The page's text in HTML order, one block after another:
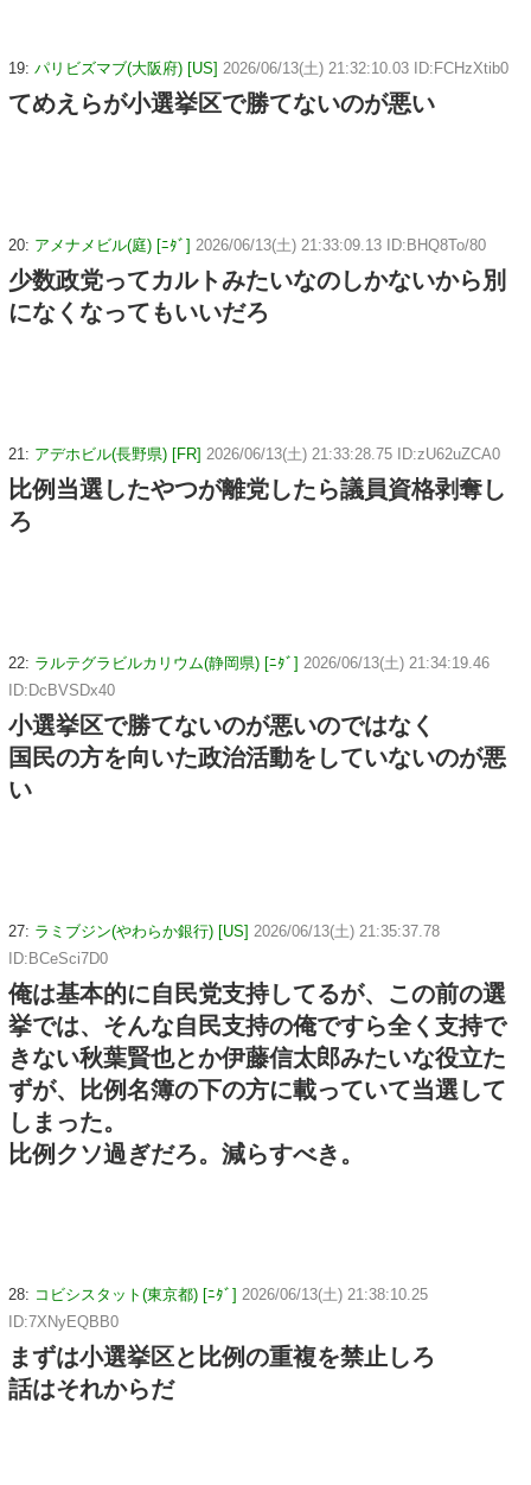
19: パリビズマブ(大阪府) [US] 2026/06/13(土) 21:32:10.03 ID:FCHzXtib0
てめえらが小選挙区で勝てないのが悪い
20: アメナメビル(庭) [ﾆﾀﾞ] 2026/06/13(土) 21:33:09.13 ID:BHQ8To/80
少数政党ってカルトみたいなのしかないから別
になくなってもいいだろ
21: アデホビル(長野県) [FR] 2026/06/13(土) 21:33:28.75 ID:zU62uZCA0
比例当選したやつが離党したら議員資格剥奪し
ろ
22: ラルテグラビルカリウム(静岡県) [ﾆﾀﾞ] 2026/06/13(土) 21:34:19.46
ID:DcBVSDx40
小選挙区で勝てないのが悪いのではなく
国民の方を向いた政治活動をしていないのが悪
い
27: ラミブジン(やわらか銀行) [US] 2026/06/13(土) 21:35:37.78
ID:BCeSci7D0
俺は基本的に自民党支持してるが、この前の選
挙では、そんな自民支持の俺ですら全く支持で
きない秋葉賢也とか伊藤信太郎みたいな役立た
ずが、比例名簿の下の方に載っていて当選して
しまった。
比例クソ過ぎだろ。減らすべき。
28: コビシスタット(東京都) [ﾆﾀﾞ] 2026/06/13(土) 21:38:10.25
ID:7XNyEQBB0
まずは小選挙区と比例の重複を禁止しろ
話はそれからだ